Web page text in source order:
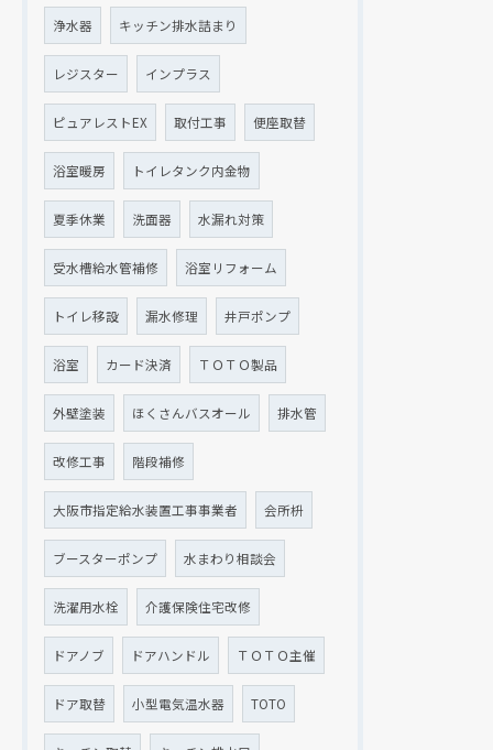
浄水器 キッチン排水詰まり
レジスター インプラス
ピュアレストEX 取付工事 便座取替
浴室暖房 トイレタンク内金物
夏季休業 洗面器 水漏れ対策
受水槽給水管補修 浴室リフォーム
トイレ移設 漏水修理 井戸ポンプ
浴室 カード決済 ＴＯＴＯ製品
外壁塗装 ほくさんバスオール 排水管
改修工事 階段補修
大阪市指定給水装置工事事業者 会所枡
ブースターポンプ 水まわり相談会
洗濯用水栓 介護保険住宅改修
ドアノブ ドアハンドル ＴＯＴＯ主催
ドア取替 小型電気温水器 TOTO